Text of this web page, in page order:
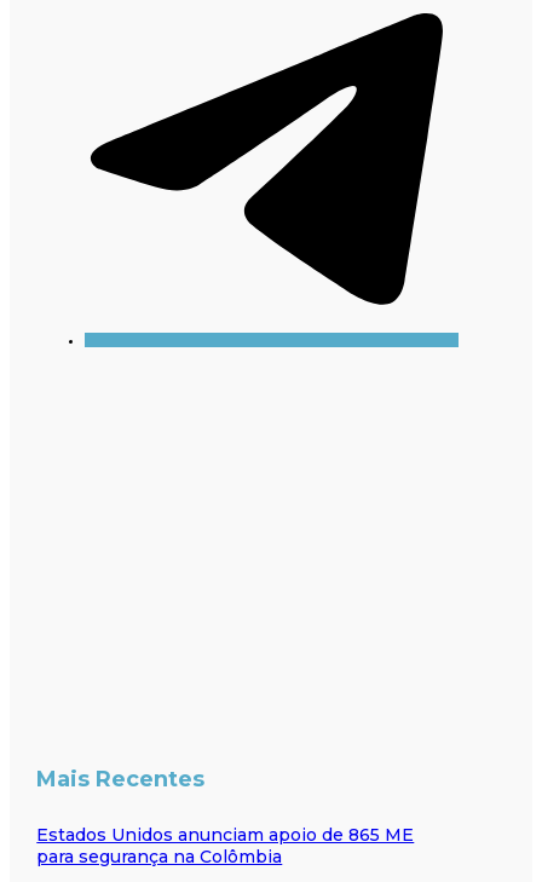
Mais Recentes
Estados Unidos anunciam apoio de 865 ME
para segurança na Colômbia